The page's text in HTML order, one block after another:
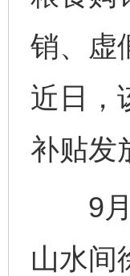
销、虚
近日，
补贴发
9月
山水间